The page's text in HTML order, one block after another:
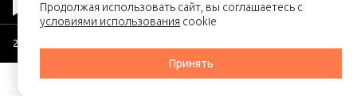
2026 © Линкер - Ваш поставщик керамической плитки
Продолжая использовать сайт, вы соглашаетесь с
условиями использования cookie
Принять